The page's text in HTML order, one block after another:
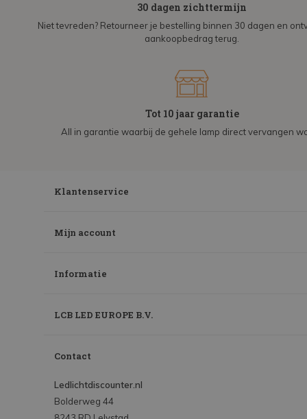
30 dagen zichttermijn
Niet tevreden? Retourneer je bestelling binnen 30 dagen en
aankoopbedrag terug.
Tot 10 jaar garantie
All in garantie waarbij de gehele lamp direct vervangen
Klantenservice
Mijn account
Informatie
LCB LED EUROPE B.V.
Contact
Ledlichtdiscounter.nl
Bolderweg 44